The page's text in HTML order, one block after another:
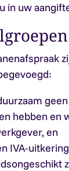
in uw
geen
hebben en
en
IVA-